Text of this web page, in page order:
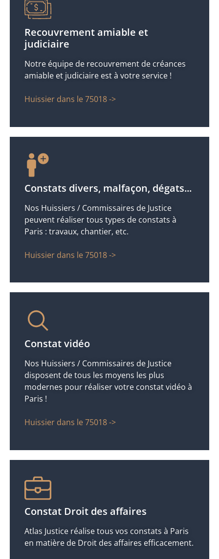
Recouvrement amiable et
judiciaire
Notre équipe de recouvrement de créances
amiable et judiciaire est à votre service !
Huissier dans le 75018 ->
Constats divers, malfaçon, dégats...
Nos Huissiers / Commissaires de Justice
peuvent réaliser tous types de constats à
Paris : travaux, chantier, etc.
Huissier dans le 75018 ->
Constat vidéo
Nos Huissiers / Commissaires de Justice
disposent de tous les moyens les plus
modernes pour réaliser votre constat vidéo à
Paris !
Huissier dans le 75018 ->
Constat Droit des affaires
Atlas Justice réalise tous vos constats à Paris
en matière de Droit des affaires efficacement.